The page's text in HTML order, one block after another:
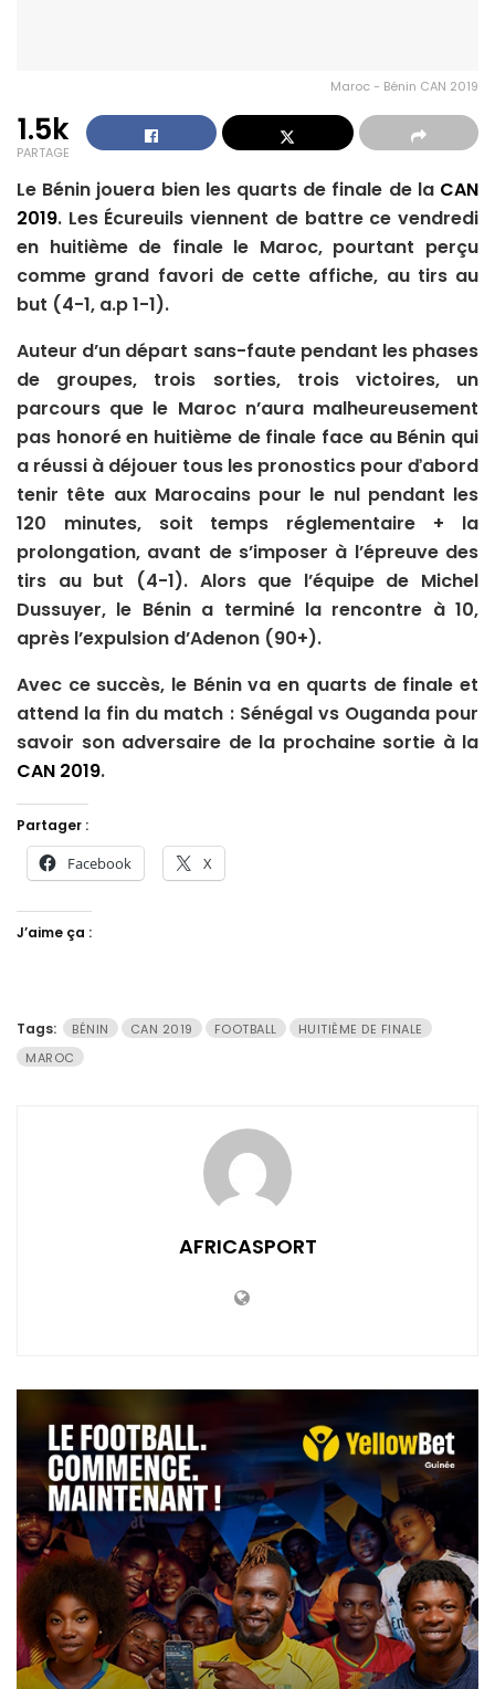
Maroc - Bénin CAN 2019
1.5k
PARTAGE
Le Bénin jouera bien les quarts de finale de la CAN
2019. Les Écureuils viennent de battre ce vendredi
en huitième de finale le Maroc, pourtant perçu
comme grand favori de cette affiche, au tirs au
but (4-1, a.p 1-1).
Auteur d’un départ sans-faute pendant les phases
de groupes, trois sorties, trois victoires, un
parcours que le Maroc n’aura malheureusement
pas honoré en huitième de finale face au Bénin qui
a réussi à déjouer tous les pronostics pour ďabord
tenir tête aux Marocains pour le nul pendant les
120 minutes, soit temps réglementaire + la
prolongation, avant de s’imposer à l’épreuve des
tirs au but (4-1). Alors que l’équipe de Michel
Dussuyer, le Bénin a terminé la rencontre à 10,
après l’expulsion d’Adenon (90+).
Avec ce succès, le Bénin va en quarts de finale et
attend la fin du match : Sénégal vs Ouganda pour
savoir son adversaire de la prochaine sortie à la
CAN 2019.
Partager :
Facebook X
J’aime ça :
Tags: BÉNIN CAN 2019 FOOTBALL
HUITIÈME DE FINALE
MAROC
AFRICASPORT